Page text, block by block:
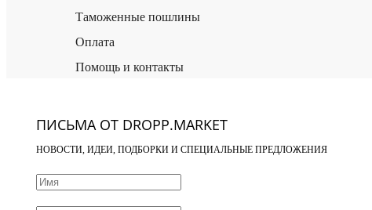
Таможенные пошлины
Оплата
Помощь и контакты
ПИСЬМА ОТ DROPP.MARKET
НОВОСТИ, ИДЕИ, ПОДБОРКИ И СПЕЦИАЛЬНЫЕ ПРЕДЛОЖЕНИЯ